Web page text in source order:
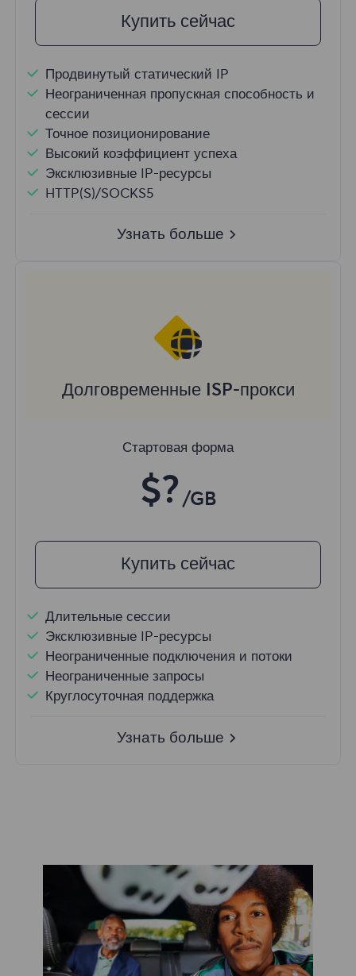
Купить сейчас
Продвинутый статический IP
Неограниченная пропускная способность и
сессии
Точное позиционирование
Высокий коэффициент успеха
Эксклюзивные IP-ресурсы
HTTP(S)/SOCKS5
Узнать больше
Долговременные ISP-прокси
Стартовая форма
$? /GB
Купить сейчас
Длительные сессии
Эксклюзивные IP-ресурсы
Неограниченные подключения и потоки
Неограниченные запросы
Круглосуточная поддержка
Узнать больше